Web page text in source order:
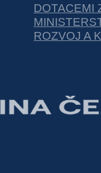
DOTACEMI
ROZVOJ A